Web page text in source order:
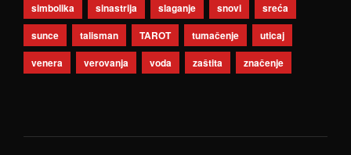
simbolika
sinastrija slaganje snovi
sreća
sunce
talisman TAROT tumačenje
uticaj
venera
verovanja voda zaštita značenje